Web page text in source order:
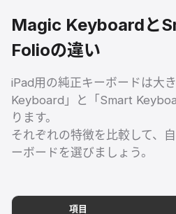
Magic Keyboardと
Folioの違い
iPad用の純正キーボードは大
Keyboard」と「Smart
ります。
それぞれの特徴を比較して、
ーボードを選びましょう。
項目